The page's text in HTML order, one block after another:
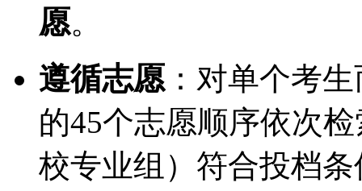
愿。
遵循志愿 ：对单个考
的45个志愿顺序依次
校专业组）符合投档